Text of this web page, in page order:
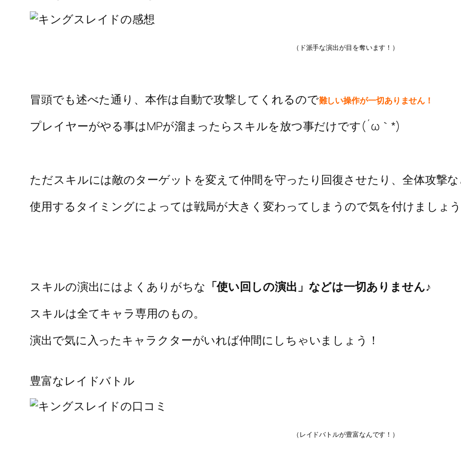
（ド派手な演出が目を奪います！）
冒頭でも述べた通り、本作は自動で攻撃してくれるので難しい操作が一切ありません！
プレイヤーがやる事はMPが溜まったらスキルを放つ事だけです(´ω｀*)
ただスキルには敵のターゲットを変えて仲間を守ったり回復させたり、全体攻撃
使用するタイミングによっては戦局が大きく変わってしまうので気を付けましょう
スキルの演出にはよくありがちな 「使い回しの演出」などは一切ありません♪
スキルは全てキャラ専用のもの。
演出で気に入ったキャラクターがいれば仲間にしちゃいましょう！
豊富なレイドバトル
（レイドバトルが豊富なんです！）